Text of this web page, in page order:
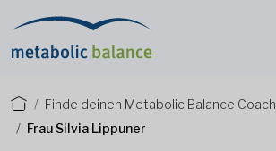
Finde deinen Metabolic Balance Coach
Frau Silvia Lippuner